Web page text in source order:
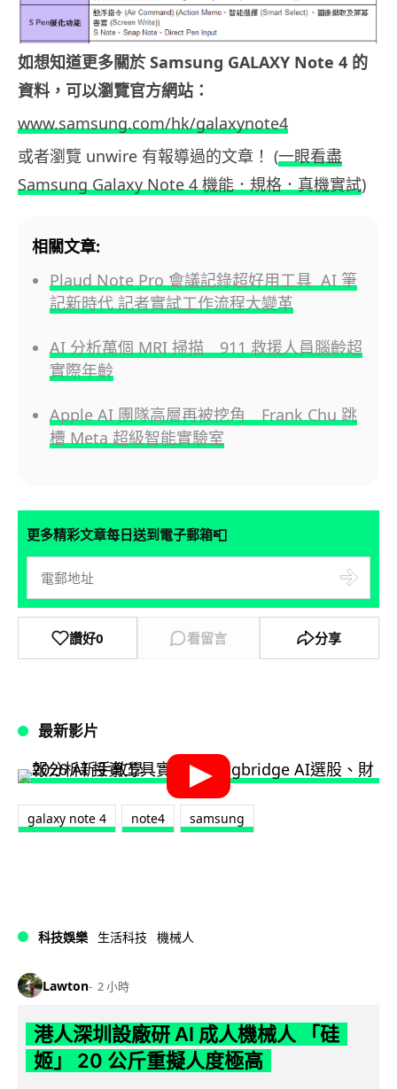
如想知道更多關於 Samsung GALAXY Note 4 的
資料，可以瀏覽官方網站：
www.samsung.com/hk/galaxynote4
或者瀏覽 unwire 有報導過的文章！ (一眼看盡
Samsung Galaxy Note 4 機能．規格．真機實試)
相關文章:
Plaud Note Pro 會議記錄超好用工具 AI 筆
記新時代 記者實試工作流程大變革
AI 分析萬個 MRI 掃描 911 救援人員腦齡超
實際年齡
Apple AI 團隊高層再被挖角 Frank Chu 跳
槽 Meta 超級智能實驗室
更多精彩文章每日送到電子郵箱📮
讚好0 看留言 分享
最新影片
galaxy note 4 note4 samsung
科技娛樂 生活科技 機械人
Lawton 2 小時
港人深圳設廠研 AI 成人機械人 「硅
姬」 20 公斤重擬人度極高